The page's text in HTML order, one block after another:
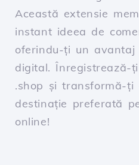
Această extensie
instant ideea de
oferindu-ți un avantaj
digital. Înregistrează-
.shop și transformă-
destinație preferată
online!